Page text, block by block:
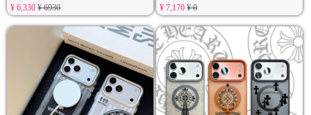
¥ 6,330¥ 6930 ¥ 7,170¥ 0